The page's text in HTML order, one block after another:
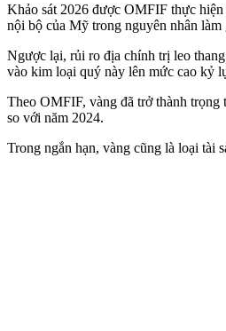
Khảo sát 2026 được OMFIF thực
nội bộ của Mỹ trong nguyên nhân
Ngược lại, rủi ro địa chính trị leo
vào kim loại quý này lên mức cao kỷ
Theo OMFIF, vàng đã trở thành trọng
so với năm 2024.
Trong ngắn hạn, vàng cũng là loại tài